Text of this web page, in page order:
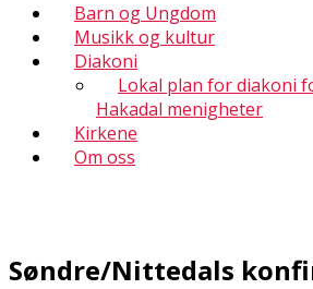
Barn og Ungdom
Musikk og kultur
Diakoni
Lokal plan for diakoni
Hakadal menigheter
Kirkene
Om oss
Søndre/Nittedals